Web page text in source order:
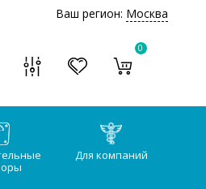
Ваш регион: Москва
0
Для компаний